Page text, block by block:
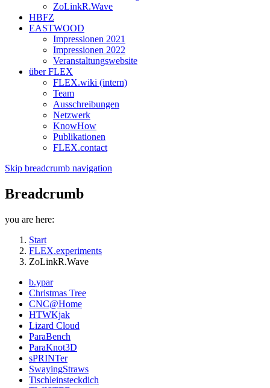
ZoLinkR.Wave
HBFZ
EASTWOOD
Impressionen 2021
Impressionen 2022
Veranstaltungswebsite
über FLEX
FLEX.wiki (intern)
Team
Ausschreibungen
Netzwerk
KnowHow
Publikationen
FLEX.contact
Skip breadcrumb navigation
Breadcrumb
you are here:
Start
FLEX.experiments
ZoLinkR.Wave
b.ypar
Christmas Tree
CNC@Home
HTWKjak
Lizard Cloud
ParaBench
ParaKnot3D
sPRINTer
SwayingStraws
Tischleinsteckdich